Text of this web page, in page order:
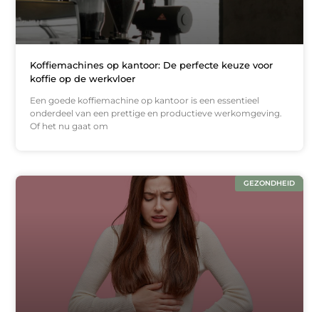
Koffiemachines op kantoor: De perfecte keuze voor
koffie op de werkvloer
Een goede koffiemachine op kantoor is een essentieel
onderdeel van een prettige en productieve werkomgeving.
Of het nu gaat om
GEZONDHEID